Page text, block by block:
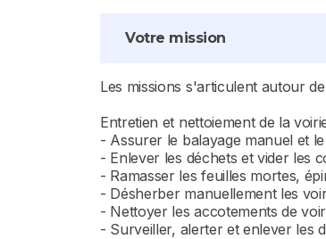
Votre mission
Les missions s'articulent autour
Entretien et nettoiement de la
- Assurer le balayage manuel et
- Enlever les déchets et vider les
- Ramasser les feuilles mortes,
- Désherber manuellement les
- Nettoyer les accotements de
- Surveiller, alerter et enlever les